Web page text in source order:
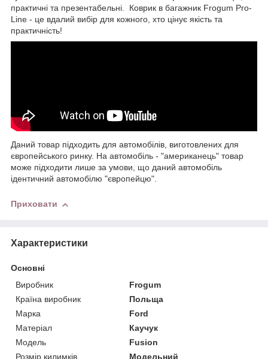
практичні та презентабельні. Коврик в багажник Frogum Pro-
Line - це вдалий вибір для кожного, хто цінує якість та
практичність!
Даний товар підходить для автомобілів, виготовлених для
європейського ринку. На автомобіль - "американець" товар
може підходити лише за умови, що даний автомобіль
ідентичний автомобілю "європейцю".
Приховати
Характеристики
Основні
Виробник
Frogum
Країна виробник
Польща
Марка
Ford
Матеріал
Каучук
Модель
Fusion
Розмір килимків
Модельний